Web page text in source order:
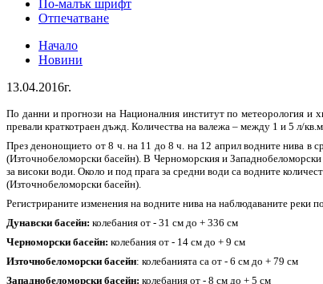
По-малък шрифт
Отпечатване
Начало
Новини
13.04.2016г.
По данни и прогнози на Националния институт по метеорология
превали краткотраен дъжд. Количества на валежа – между 1 и 5 л/
През денонощието от 8 ч. на 11 до 8 ч. на 12 април водните нива в
(Източнобеломорски басейн). В Черноморския и Западнобеломорски
за високи води. Около и под прага за средни води са водните
(Източнобеломорски басейн).
Регистрираните изменения на водните нива на наблюдаваните
Дунавски басейн: колебания от - 31 см до + 336 см
Черноморски басейн: колебания от - 14 см до + 9 см
Източнобеломорски басейн: колебанията са от - 6 см до + 79 см
Западнобеломорски басейн: колебания от - 8 см до + 5 см